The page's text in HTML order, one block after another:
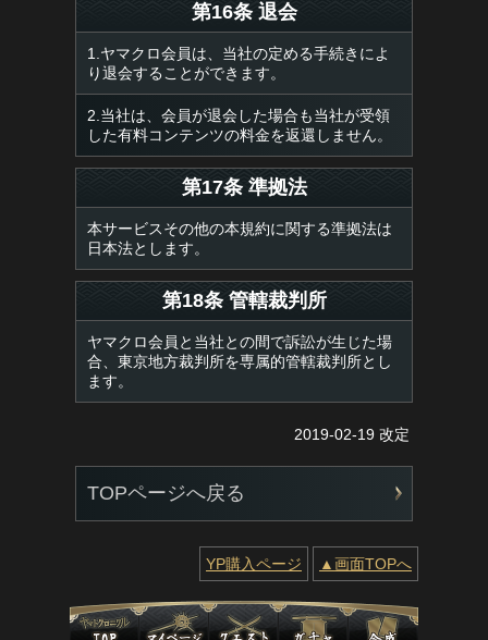
第16条 退会
1.ヤマクロ会員は、当社の定める手続きによ
り退会することができます。
2.当社は、会員が退会した場合も当社が受領
した有料コンテンツの料金を返還しません。
第17条 準拠法
本サービスその他の本規約に関する準拠法は
日本法とします。
第18条 管轄裁判所
ヤマクロ会員と当社との間で訴訟が生じた場
合、東京地方裁判所を専属的管轄裁判所とし
ます。
2019-02-19 改定
TOPページへ戻る
YP購入ページ ▲画面TOPへ